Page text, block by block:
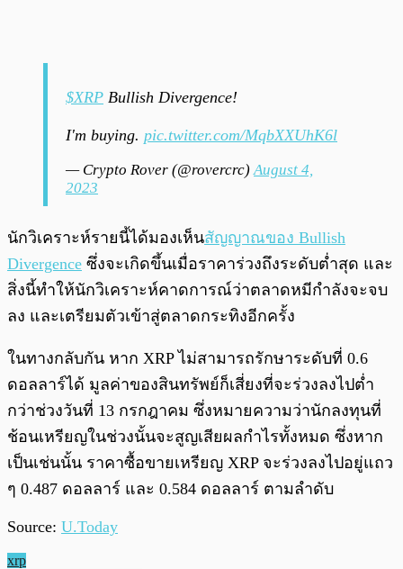
$XRP Bullish Divergence!
I'm buying. pic.twitter.com/MqbXXUhK6l
— Crypto Rover (@rovercrc)August 4,
2023
นักวิเคราะห์รายนี้ได้มองเห็นสัญญาณของ Bullish
Divergence ซึ่งจะเกิดขึ้นเมื่อราคาร่วงถึงระดับต่ำสุด และ
สิ่งนี้ทำให้นักวิเคราะห์คาดการณ์ว่าตลาดหมีกำลังจะจบ
ลง และเตรียมตัวเข้าสู่ตลาดกระทิงอีกครั้ง
ในทางกลับกัน หาก XRP ไม่สามารถรักษาระดับที่ 0.6
ดอลลาร์ได้ มูลค่าของสินทรัพย์ก็เสี่ยงที่จะร่วงลงไปต่ำ
กว่าช่วงวันที่ 13 กรกฎาคม ซึ่งหมายความว่านักลงทุนที่
ช้อนเหรียญในช่วงนั้นจะสูญเสียผลกำไรทั้งหมด ซึ่งหาก
เป็นเช่นนั้น ราคาซื้อขายเหรียญ XRP จะร่วงลงไปอยู่แถว
ๆ 0.487 ดอลลาร์ และ 0.584 ดอลลาร์ ตามลำดับ
Source: U.Today
xrp